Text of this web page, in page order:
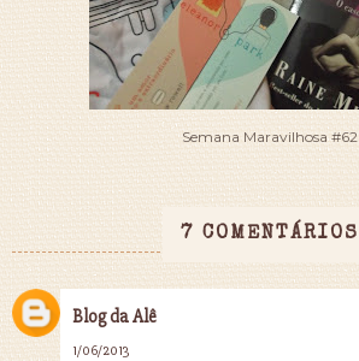
Semana Maravilhosa #62
7 COMENTÁRIOS
Blog da Alê
1/06/2013